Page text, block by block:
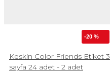
-20 %
Keskin Color Friends Etiket 3
sayfa 24 adet - 2 adet